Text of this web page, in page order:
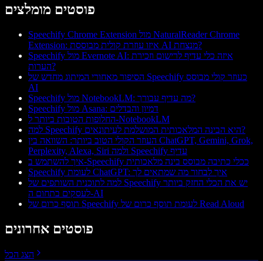
פוסטים מומלצים
Speechify Chrome Extension מול NaturalReader Chrome
Extension: איזו עוזרת קולית מבוססת AI מנצחת?
Speechify מול Evernote AI: איזה כלי עדיף לרישום וזכירת
הערות?
הסיפור מאחורי המיתוג מחדש של Speechify כעוזר קולי מבוסס
AI
Speechify מול NotebookLM: מה עדיף עבורך?
Speechify מול Asana: דמיון והבדלים
החלופות הטובות ביותר ל-NotebookLM
למה Speechify היא הבינה המלאכותית המושלמת לעיתונאים?
העוזר הקולי הטוב ביותר: השוואה בין ChatGPT, Gemini, Grok,
Perplexity, Alexa, Siri ולמה Speechify עדיף
איך להשתמש ב-Speechify ככלי כתיבה מבוסס בינה מלאכותית
Speechify לעומת ChatGPT: איך לבחור מה שמתאים לך
למה לתוכנית השותפים של Speechify יש את הכלי החזק ביותר
לעסקים בתחום ה-AI
תוסף כרום של Speechify לעומת תוסף כרום של Read Aloud
פוסטים אחרונים
הצג הכל